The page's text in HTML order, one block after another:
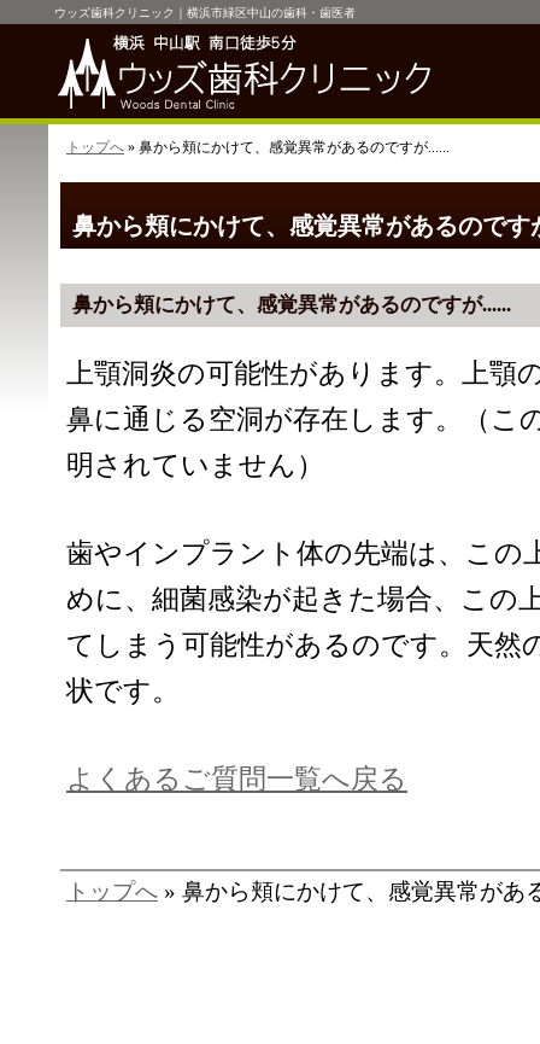
鼻から頬にかけて、感覚異常があるのです
ウッズ歯科クリニック｜横浜市緑区中山の歯科・歯医者
トップへ » 鼻から頬にかけて、感覚異常があるのですが......
鼻から頬にかけて、感覚異常があるのですが......
上顎洞炎の可能性があります。上顎
鼻に通じる空洞が存在します。（こ
明されていません）
歯やインプラント体の先端は、この
めに、細菌感染が起きた場合、この
てしまう可能性があるのです。天然
状です。
よくあるご質問一覧へ戻る
トップへ » 鼻から頬にかけて、感覚異常があ